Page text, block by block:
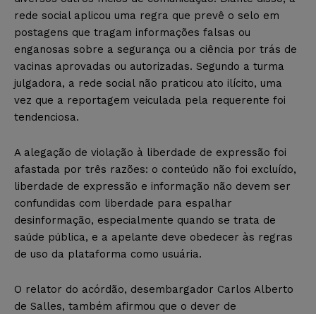
rede social aplicou uma regra que prevê o selo em
postagens que tragam informações falsas ou
enganosas sobre a segurança ou a ciência por trás de
vacinas aprovadas ou autorizadas. Segundo a turma
julgadora, a rede social não praticou ato ilícito, uma
vez que a reportagem veiculada pela requerente foi
tendenciosa.
A alegação de violação à liberdade de expressão foi
afastada por três razões: o conteúdo não foi excluído,
liberdade de expressão e informação não devem ser
confundidas com liberdade para espalhar
desinformação, especialmente quando se trata de
saúde pública, e a apelante deve obedecer às regras
de uso da plataforma como usuária.
O relator do acórdão, desembargador Carlos Alberto
de Salles, também afirmou que o dever de